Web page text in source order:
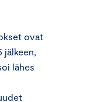
ovat
jälkeen,
lähes